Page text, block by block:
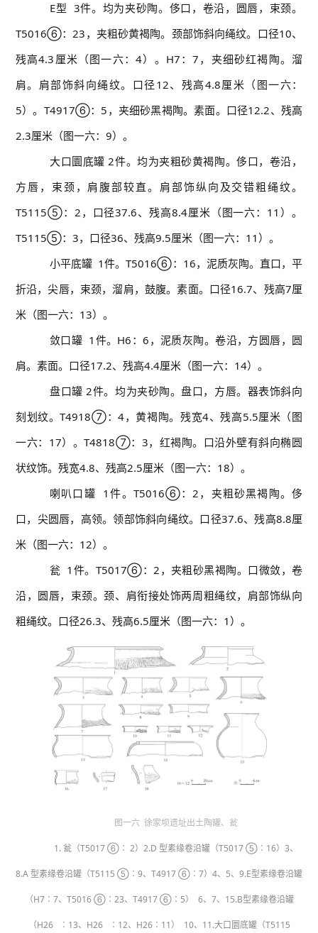
E型 3件。均为夹砂陶。侈口，卷沿，圆唇，束颈。
T5016⑥：23，夹粗砂黄褐陶。颈部饰斜向绳纹。口径10、
残高4.3厘米（图一六：4）。H7：7，夹细砂红褐陶。溜
肩。肩部饰斜向绳纹。口径12、残高4.8厘米（图一六：
5）。T4917⑥：5，夹细砂黑褐陶。素面。口径12.2、残高
2.3厘米（图一六：9）。
大口圜底罐 2件。均为夹粗砂黄褐陶。侈口，卷沿，
方唇，束颈，肩腹部较直。肩部饰纵向及交错粗绳纹。
T5115⑤：2，口径37.6、残高8.4厘米（图一六：11）。
T5115⑤：3，口径36、残高9.5厘米（图一六：11）。
小平底罐 1件。T5016⑥：16，泥质灰陶。直口，平
折沿，尖唇，束颈，溜肩，鼓腹。素面。口径16.7、残高7厘
米（图一六：13）。
敛口罐 1件。H6：6，泥质灰陶。卷沿，方圆唇，圆
肩。素面。口径17.2、残高4.4厘米（图一六：14）。
盘口罐 2件。均为夹砂陶。盘口，方唇。器表饰斜向
刻划纹。T4918⑦：4，黄褐陶。残宽4、残高5.5厘米（图
一六：17）。T4818⑦：3，红褐陶。口沿外壁有斜向椭圆
状纹饰。残宽4.8、残高2.5厘米（图一六：18）。
喇叭口罐 1件。T5016⑥：2，夹粗砂黑褐陶。侈
口，尖圆唇，高领。领部饰斜向绳纹。口径37.6、残高8.8厘
米（图一六：12）。
瓮 1件。T5017⑥：2，夹粗砂黑褐陶。口微敛，卷
沿，圆唇，束颈。颈、肩衔接处饰两周粗绳纹，肩部饰纵向
粗绳纹。口径26.3、残高6.5厘米（图一六：1）。
图一六 徐家坝遗址出土陶罐、瓮
1. 瓮（T5017 ⑥∶ 2）2.D 型素缘卷沿罐（T5017 ⑤∶16）3、
8.A 型素缘卷沿罐（T5115 ⑤∶9、T4917 ⑥∶7）4、5、9.E型素缘卷沿罐
（H7∶7、T5016 ⑥∶23、T4917 ⑥∶5） 6、7、15.B型素缘卷沿罐
（H26 ∶13、H26 ∶12、H26∶11） 10、11.大口圜底罐（T5115